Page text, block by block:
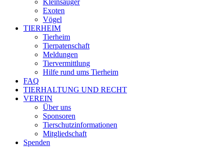
Kleinsäuger
Exoten
Vögel
TIERHEIM
Tierheim
Tierpatenschaft
Meldungen
Tiervermittlung
Hilfe rund ums Tierheim
FAQ
TIERHALTUNG UND RECHT
VEREIN
Über uns
Sponsoren
Tierschutzinformationen
Mitgliedschaft
Spenden